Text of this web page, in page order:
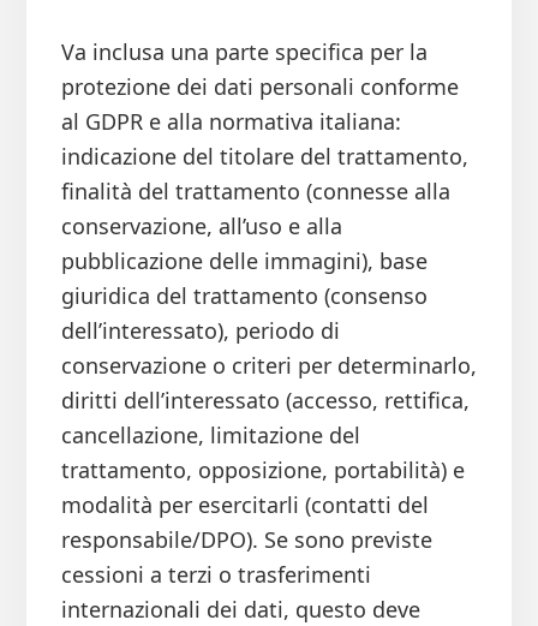
Va inclusa una parte specifica per la
protezione dei dati personali conforme
al GDPR e alla normativa italiana:
indicazione del titolare del trattamento,
finalità del trattamento (connesse alla
conservazione, all’uso e alla
pubblicazione delle immagini), base
giuridica del trattamento (consenso
dell’interessato), periodo di
conservazione o criteri per determinarlo,
diritti dell’interessato (accesso, rettifica,
cancellazione, limitazione del
trattamento, opposizione, portabilità) e
modalità per esercitarli (contatti del
responsabile/DPO). Se sono previste
cessioni a terzi o trasferimenti
internazionali dei dati, questo deve